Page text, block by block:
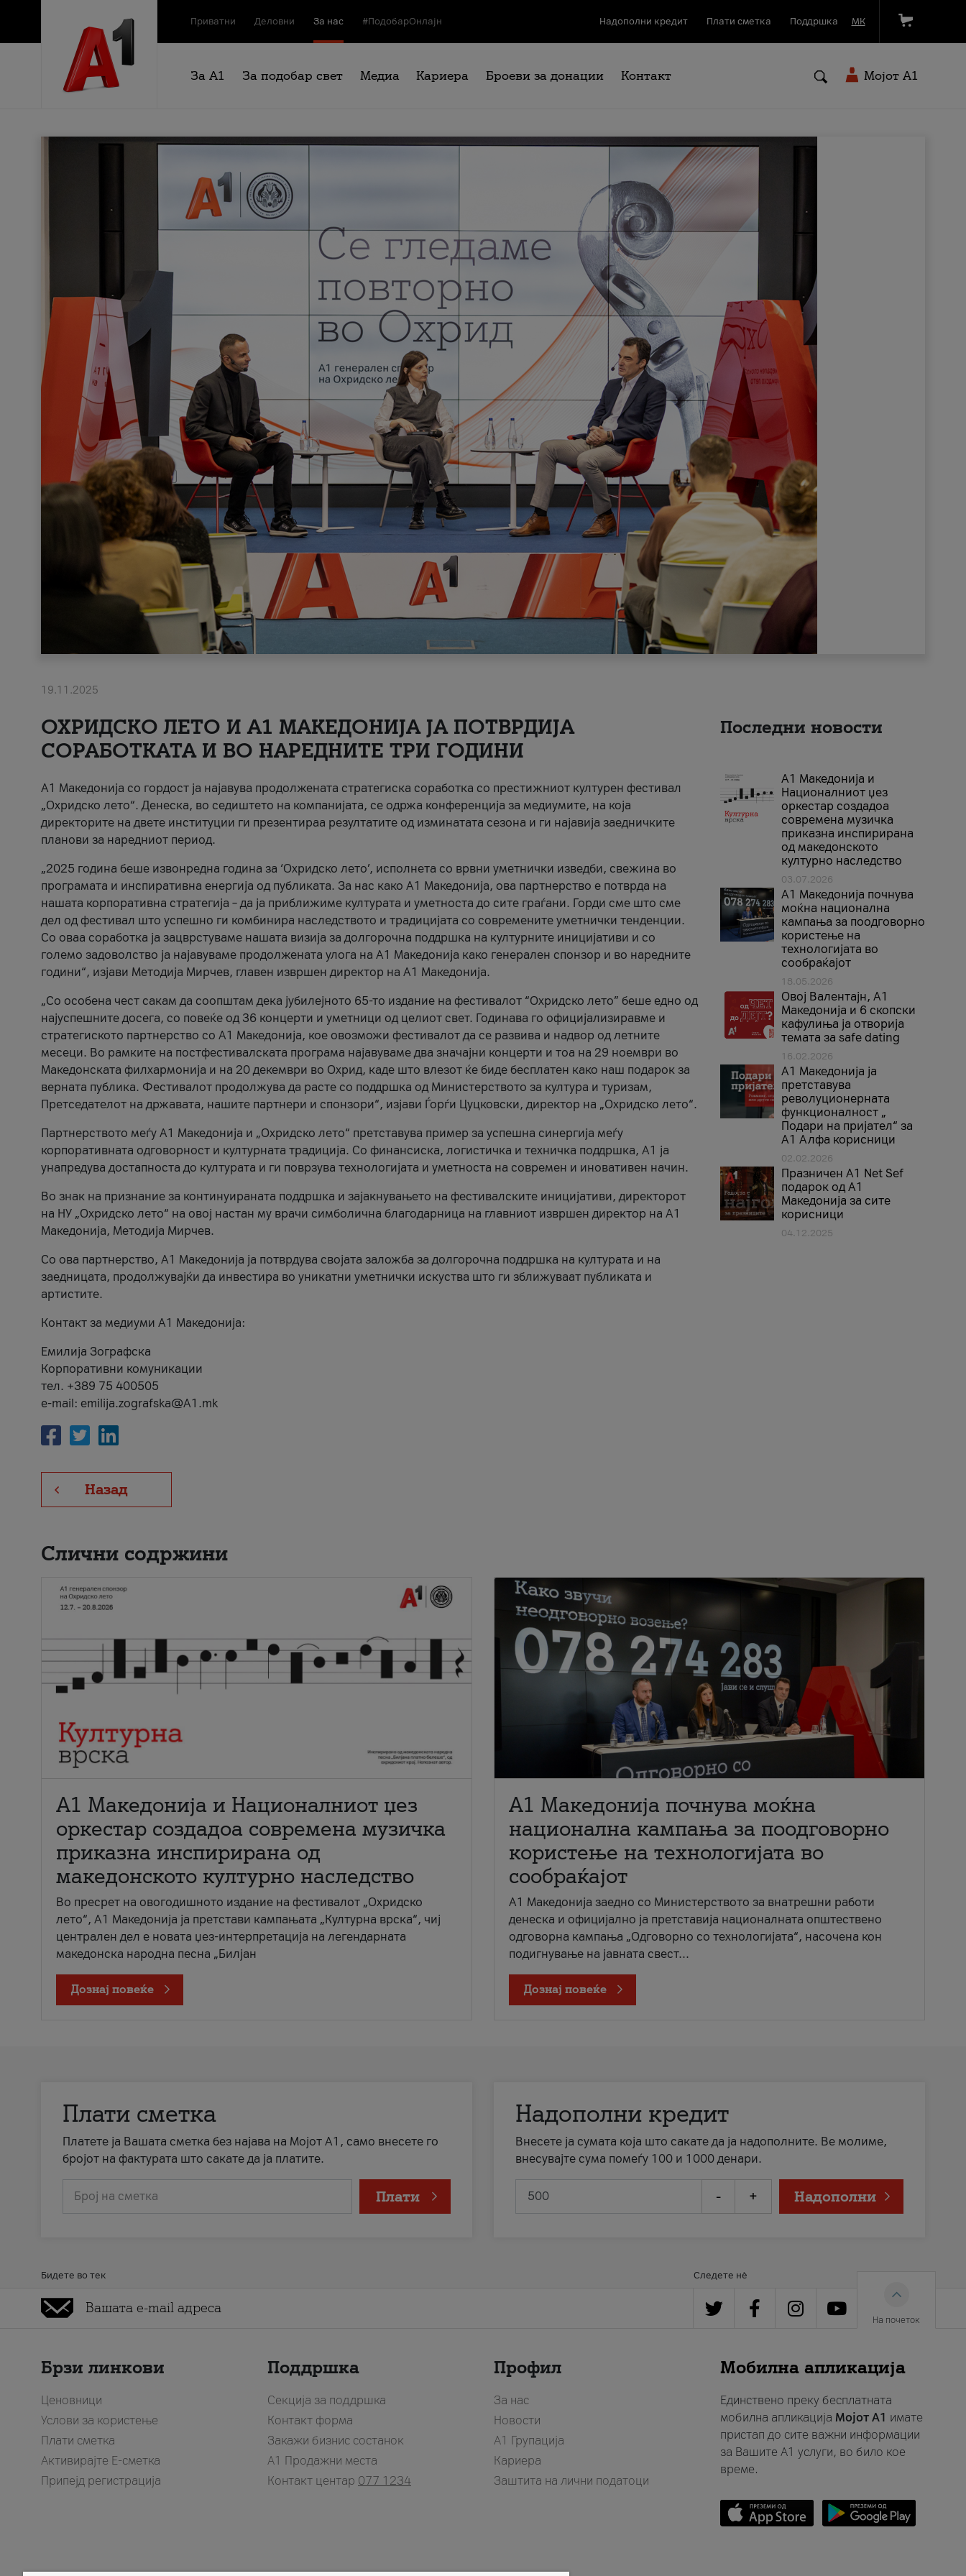
Приватни Деловни За нас #ПодобарОнлајн Надополни кредит Плати сметка Поддршка МК
За А1 За подобар свет Медиа Кариера Броеви за донации Контакт Мојот A1
19.11.2025
ОХРИДСКО ЛЕТО И A1 МАКЕДОНИЈА ЈА ПОТВРДИЈА
СОРАБОТКАТА И ВО НАРЕДНИТЕ ТРИ ГОДИНИ
A1 Македонија со гордост ја најавува продолжената стратегиска соработка со престижниот културен фестивал
„Охридско лето“. Денеска, во седиштето на компанијата, се одржа конференција за медиумите, на која
директорите на двете институции ги презентираа резултатите од изминатата сезона и ги најавија заедничките
планови за наредниот период.
„2025 година беше извонредна година за ‘Охридско лето’, исполнета со врвни уметнички изведби, свежина во
програмата и инспиративна енергија од публиката. За нас како A1 Македонија, ова партнерство е потврда на
нашата корпоративна стратегија – да ја приближиме културата и уметноста до сите граѓани. Горди сме што сме
дел од фестивал што успешно ги комбинира наследството и традицијата со современите уметнички тенденции.
Со оваа соработка ја зацврстуваме нашата визија за долгорочна поддршка на културните иницијативи и со
големо задоволство ја најавуваме продолжената улога на A1 Македонија како генерален спонзор и во наредните
години“, изјави Методија Мирчев, главен извршен директор на A1 Македонија.
„Со особена чест сакам да соопштам дека јубилејното 65-то издание на фестивалот “Охридско лето” беше едно од
најуспешните досега, со повеќе од 36 концерти и уметници од целиот свет. Годинава го официјализиравме и
стратегиското партнерство со А1 Македонија, кое овозможи фестивалот да се развива и надвор од летните
месеци. Во рамките на постфестивалската програма најавуваме два значајни концерти и тоа на 29 ноември во
Македонската филхармонија и на 20 декември во Охрид, каде што влезот ќе биде бесплатен како наш подарок за
верната публика. Фестивалот продолжува да расте со поддршка од Министерството за култура и туризам,
Претседателот на државата, нашите партнери и спонзори“, изјави Ѓорѓи Цуцковски, директор на „Охридско лето“.
Партнерството меѓу A1 Македонија и „Охридско лето“ претставува пример за успешна синергија меѓу
корпоративната одговорност и културната традиција. Со финансиска, логистичка и техничка поддршка, A1 ја
унапредува достапноста до културата и ги поврзува технологијата и уметноста на современ и иновативен начин.
Во знак на признание за континуираната поддршка и зајакнувањето на фестивалските иницијативи, директорот
на НУ „Охридско лето“ на овој настан му врачи симболична благодарница на главниот извршен директор на A1
Македонија, Методија Мирчев.
Со ова партнерство, A1 Македонија ја потврдува својата заложба за долгорочна поддршка на културата и на
заедницата, продолжувајќи да инвестира во уникатни уметнички искуства што ги зближуваат публиката и
артистите.
Контакт за медиуми А1 Македонија:
Емилија Зографска
Корпоративни комуникации
тел. +389 75 400505
e-mail: emilija.zografska@A1.mk
Назад
Последни новости
А1 Македонија и
Националниот џез
оркестар создадоа
современа музичка
приказна инспирирана
од македонското
културно наследство
03.07.2026
A1 Македонија почнува
моќна национална
кампања за поодговорно
користење на
технологијата во
сообраќајот
18.05.2026
Овој Валентајн, A1
Македонија и 6 скопски
кафулиња ја отворија
темата за safe dating
16.02.2026
А1 Македонија ја
претставува
револуционерната
функционалност „
Подари на пријател“ за
А1 Алфа корисници
02.02.2026
Празничен A1 Net Sеf
подарок од А1
Македонија за сите
корисници
04.12.2025
Слични содржини
А1 Македонија и Националниот џез
оркестар создадоа современа музичка
приказна инспирирана од
македонското културно наследство
Во пресрет на овогодишното издание на фестивалот „Охридско
лето“, А1 Македонија ја претстави кампањата „Културна врска“, чиј
централен дел е новата џез-интерпретација на легендарната
македонска народна песна „Билјан
Дознај повеќе
A1 Македонија почнува моќна
национална кампања за поодговорно
користење на технологијата во
сообраќајот
A1 Македонија заедно со Министерството за внатрешни работи
денеска и официјално ја претставија националната општествено
одговорна кампања „Одговорно со технологијата“, насочена кон
подигнување на јавната свест...
Дознај повеќе
Плати сметка
Платете ја Вашата сметка без најава на Мојот А1, само внесете го
бројот на фактурата што сакате да ја платите.
Број на сметка Плати
Надополни кредит
Внесете ја сумата која што сакате да ја надополните. Ве молиме,
внесувајте сума помеѓу 100 и 1000 денари.
- + Надополни
Бидете во тек Следете нè
На почеток
Брзи линкови
Ценовници
Услови за користење
Плати сметка
Активирајте Е-сметка
Припејд регистрација
Поддршка
Секција за поддршка
Контакт форма
Закажи бизнис состанок
A1 Продажни места
Контакт центар 077 1234
Профил
За нас
Новости
А1 Групација
Кариера
Заштита на лични податоци
Мобилна апликација
Единствено преку бесплатната
мобилна апликација Мојот A1 имате
пристап до сите важни информации
за Вашите A1 услуги, во било кое
време.